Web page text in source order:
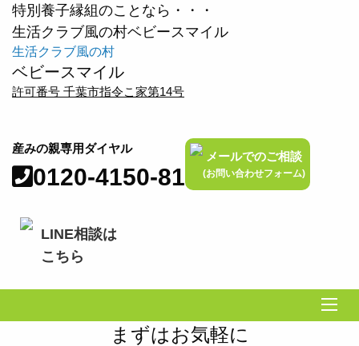
特別養子縁組のことなら・・・
生活クラブ風の村ベビースマイル
生活クラブ風の村
ベビースマイル
許可番号 千葉市指令こ家第14号
産みの親専用ダイヤル
0120-4150-81
メールでのご相談
(お問い合わせフォーム)
LINE相談は
こちら
まずはお気軽に